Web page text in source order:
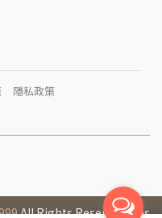
隱私政策
All Rights Reserved. Des